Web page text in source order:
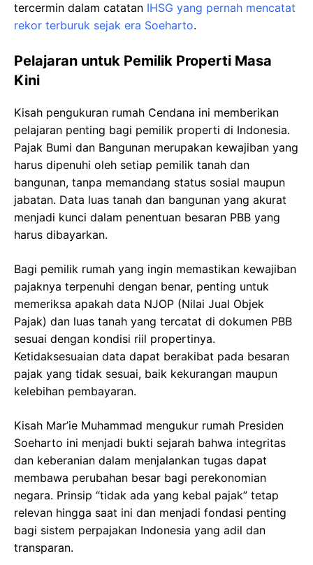
tercermin dalam catatan IHSG yang pernah mencatat
rekor terburuk sejak era Soeharto.
Pelajaran untuk Pemilik Properti Masa
Kini
Kisah pengukuran rumah Cendana ini memberikan
pelajaran penting bagi pemilik properti di Indonesia.
Pajak Bumi dan Bangunan merupakan kewajiban yang
harus dipenuhi oleh setiap pemilik tanah dan
bangunan, tanpa memandang status sosial maupun
jabatan. Data luas tanah dan bangunan yang akurat
menjadi kunci dalam penentuan besaran PBB yang
harus dibayarkan.
Bagi pemilik rumah yang ingin memastikan kewajiban
pajaknya terpenuhi dengan benar, penting untuk
memeriksa apakah data NJOP (Nilai Jual Objek
Pajak) dan luas tanah yang tercatat di dokumen PBB
sesuai dengan kondisi riil propertinya.
Ketidaksesuaian data dapat berakibat pada besaran
pajak yang tidak sesuai, baik kekurangan maupun
kelebihan pembayaran.
Kisah Mar’ie Muhammad mengukur rumah Presiden
Soeharto ini menjadi bukti sejarah bahwa integritas
dan keberanian dalam menjalankan tugas dapat
membawa perubahan besar bagi perekonomian
negara. Prinsip “tidak ada yang kebal pajak” tetap
relevan hingga saat ini dan menjadi fondasi penting
bagi sistem perpajakan Indonesia yang adil dan
transparan.